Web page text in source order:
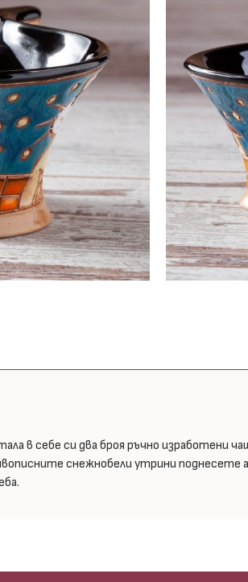
в себе си два броя ръчно изработени
снежнобели утрини поднесете